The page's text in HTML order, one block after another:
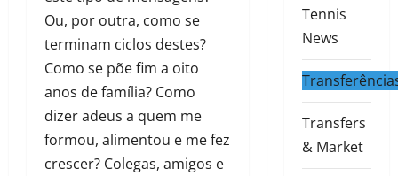
Ou, por outra, como se
terminam ciclos destes?
Como se põe fim a oito
anos de família? Como
dizer adeus a quem me
formou, alimentou e me fez
crescer? Colegas, amigos e
Tennis
News
Transfers
& Market